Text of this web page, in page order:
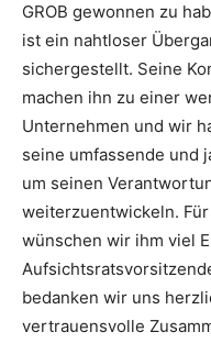
GROB gewonnen zu
ist ein nahtloser
sichergestellt. Seine
machen ihn zu einer
Unternehmen und wir
seine umfassende und
um seinen
weiterzuentwickeln.
wünschen wir ihm viel
bedanken wir uns
vertrauensvolle